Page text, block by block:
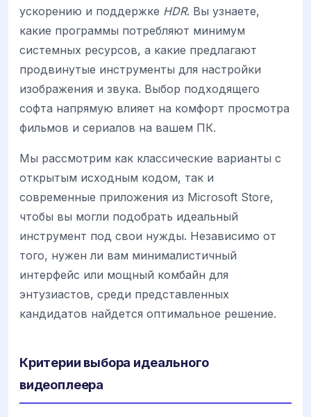
ускорению и поддержке HDR. Вы узнаете,
какие программы потребляют минимум
системных ресурсов, а какие предлагают
продвинутые инструменты для настройки
изображения и звука. Выбор подходящего
софта напрямую влияет на комфорт просмотра
фильмов и сериалов на вашем ПК.
Мы рассмотрим как классические варианты с
открытым исходным кодом, так и
современные приложения из Microsoft Store,
чтобы вы могли подобрать идеальный
инструмент под свои нужды. Независимо от
того, нужен ли вам минималистичный
интерфейс или мощный комбайн для
энтузиастов, среди представленных
кандидатов найдется оптимальное решение.
Критерии выбора идеального
видеоплеера